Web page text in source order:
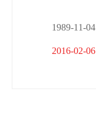
1989-11-04
2016-02-06